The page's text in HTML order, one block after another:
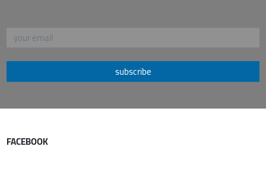
subscribe
FACEBOOK